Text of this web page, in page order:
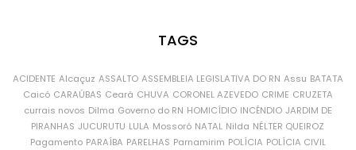
TAGS
ACIDENTE Alcaçuz ASSALTO ASSEMBLEIA LEGISLATIVA DO RN Assu BATATA
Caicó CARAÚBAS Ceará CHUVA CORONEL AZEVEDO CRIME CRUZETA
currais novos Dilma Governo do RN HOMICÍDIO INCÊNDIO JARDIM DE
PIRANHAS JUCURUTU LULA Mossoró NATAL Nilda NÉLTER QUEIROZ
Pagamento PARAÍBA PARELHAS Parnamirim POLÍCIA POLÍCIA CIVIL